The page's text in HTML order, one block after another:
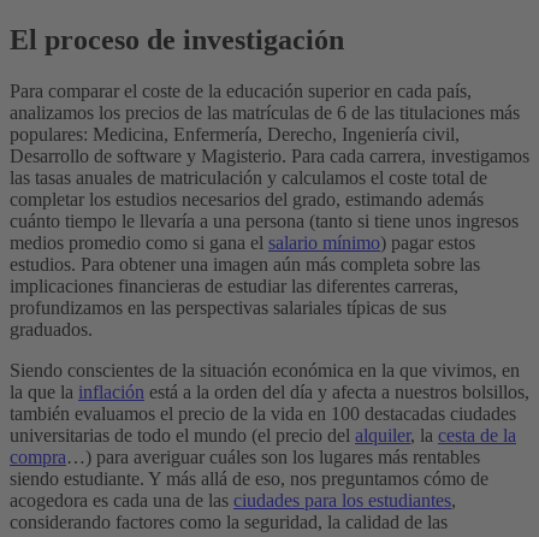
El proceso de investigación
Para comparar el coste de la educación superior en cada país,
analizamos los precios de las matrículas de 6 de las titulaciones más
populares: Medicina, Enfermería, Derecho, Ingeniería civil,
Desarrollo de software y Magisterio. Para cada carrera, investigamos
las tasas anuales de matriculación y calculamos el coste total de
completar los estudios necesarios del grado, estimando además
cuánto tiempo le llevaría a una persona (tanto si tiene unos ingresos
medios promedio como si gana el salario mínimo) pagar estos
estudios. Para obtener una imagen aún más completa sobre las
implicaciones financieras de estudiar las diferentes carreras,
profundizamos en las perspectivas salariales típicas de sus
graduados.
Siendo conscientes de la situación económica en la que vivimos, en
la que la inflación está a la orden del día y afecta a nuestros bolsillos,
también evaluamos el precio de la vida en 100 destacadas ciudades
universitarias de todo el mundo (el precio del alquiler, la cesta de la
compra…) para averiguar cuáles son los lugares más rentables
siendo estudiante. Y más allá de eso, nos preguntamos cómo de
acogedora es cada una de las ciudades para los estudiantes,
considerando factores como la seguridad, la calidad de las